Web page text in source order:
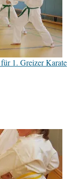
1. Greizer Karate